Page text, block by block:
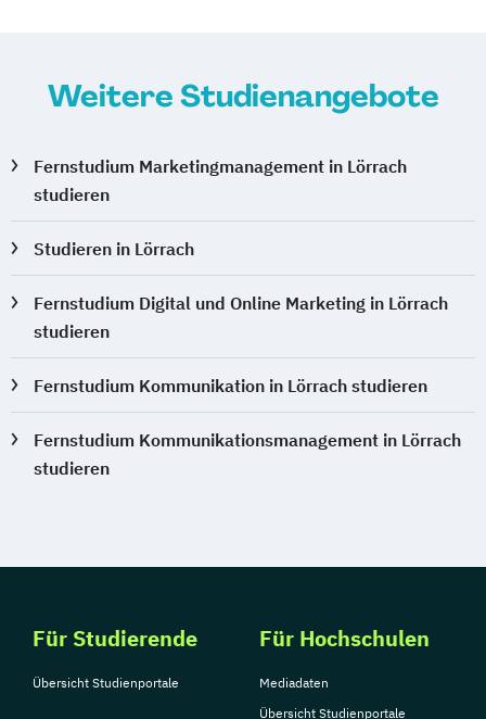
Weitere Studienangebote
Fernstudium Marketingmanagement in Lörrach
studieren
Studieren in Lörrach
Fernstudium Digital und Online Marketing in Lörrach
studieren
Fernstudium Kommunikation in Lörrach studieren
Fernstudium Kommunikationsmanagement in Lörrach
studieren
Für Studierende
Übersicht Studienportale
Für Hochschulen
Mediadaten
Übersicht Studienportale